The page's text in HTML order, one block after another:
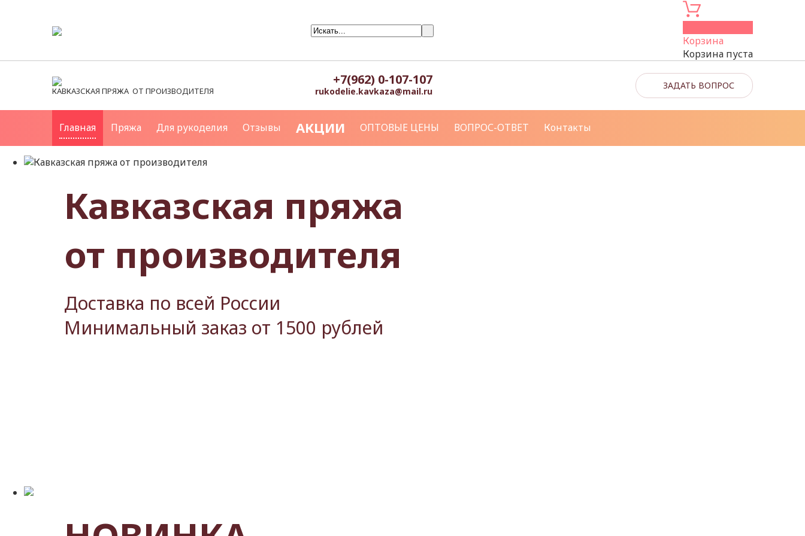
Корзина
Корзина пуста
КАВКАЗСКАЯ ПРЯЖА ОТ ПРОИЗВОДИТЕЛЯ
+7(962) 0-107-107
rukodelie.kavkaza@mail.ru
ЗАДАТЬ ВОПРОС
Главная Пряжа Для рукоделия Отзывы АКЦИИ ОПТОВЫЕ ЦЕНЫ ВОПРОС-ОТВЕТ Контакты
Кавказская пряжа
от производителя
Доставка по всей России
Минимальный заказ от 1500 рублей